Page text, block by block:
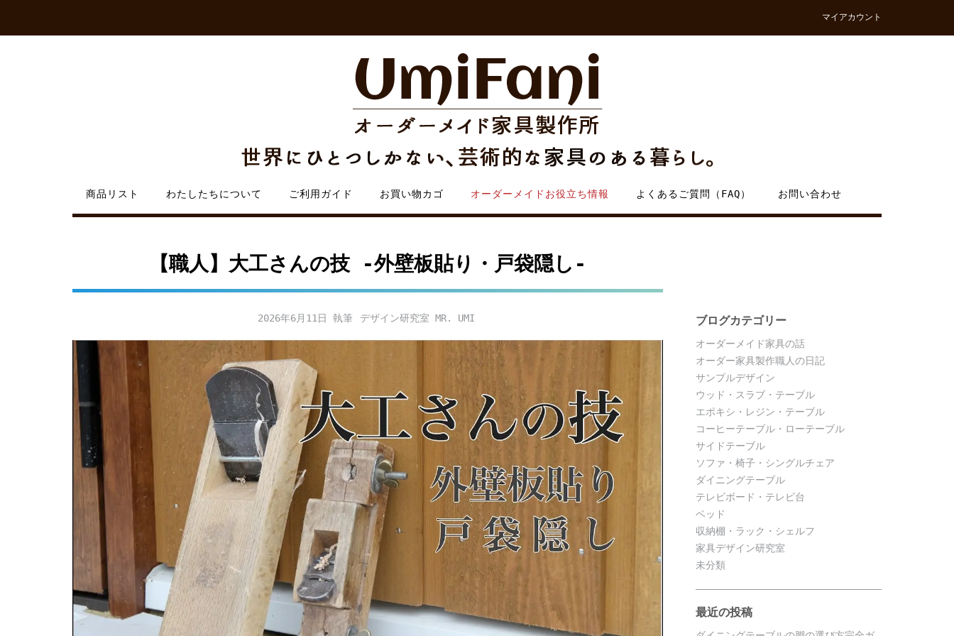
content
マイアカウント
商品リスト わたしたちについて ご利用ガイド お買い物カゴ オーダーメイドお役立ち情報 よくあるご質問（FAQ） お問い合わせ
【職人】大工さんの技 -外壁板貼り・戸袋隠し-
2026年6月11日 デザイン研究室 MR. UMI ブログカテゴリー
オーダーメイド家具の話
オーダー家具製作職人の日記
サンプルデザイン
ウッド・スラブ・テーブル
エポキシ・レジン・テーブル
コーヒーテーブル・ローテーブル
サイドテーブル
ソファ・椅子・シングルチェア
ダイニングテーブル
テレビボード・テレビ台
ベッド
収納棚・ラック・シェルフ
家具デザイン研究室
未分類
最近の投稿